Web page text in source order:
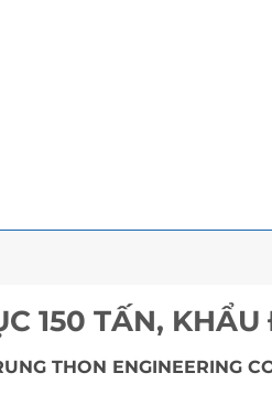
150 TẤN,
THON ENGINEERING